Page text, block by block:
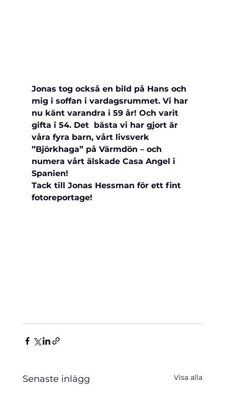
Jonas tog också en bild på Hans och
mig i soffan i vardagsrummet. Vi har
nu känt varandra i 59 år! Och varit
gifta i 54. Det  bästa vi har gjort är
våra fyra barn, vårt livsverk
”Björkhaga” på Värmdön – och
numera vårt älskade Casa Angel i
Spanien!
Tack till Jonas Hessman för ett fint
fotoreportage!
Senaste inlägg Visa alla